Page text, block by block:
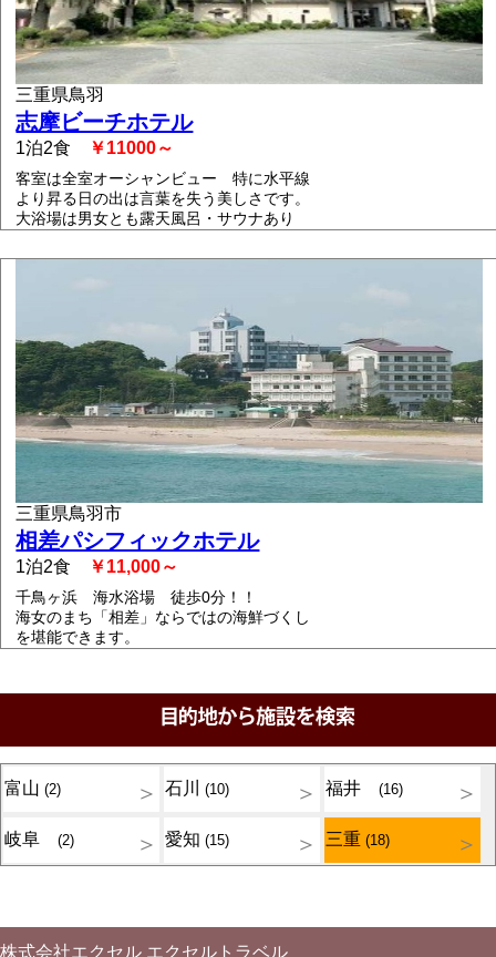
三重県鳥羽
志摩ビーチホテル
1泊2食 ￥11000～
客室は全室オーシャンビュー 特に水平線
より昇る日の出は言葉を失う美しさです。
大浴場は男女とも露天風呂・サウナあり
三重県鳥羽市
相差パシフィックホテル
1泊2食 ￥11,000～
千鳥ヶ浜 海水浴場 徒歩0分！！
海女のまち「相差」ならではの海鮮づくし
を堪能できます。
富山(2) 石川(10) 福井(16)
岐阜(2) 愛知(15) 三重(18)
株式会社エクセル エクセルトラベル